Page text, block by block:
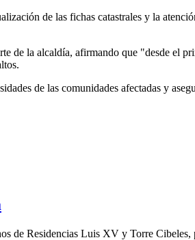
de las fichas catastrales y la
de la alcaldía, afirmando que "desde el
de las comunidades afectadas y
Residencias Luis XV y Torre Cibeles,